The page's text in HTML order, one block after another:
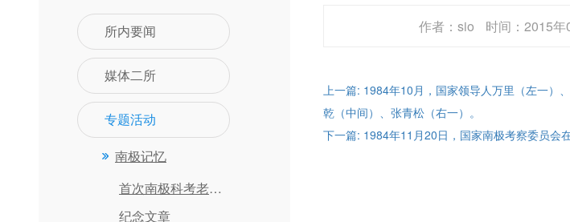
所内要闻
媒体二所
专题活动
南极记忆
首次南极科考老照片
纪念文章
作者：sio 时间：2015年
上一篇: 1984年10月，国家领导人万里（左一
乾（中间）、张青松（右一）。
下一篇: 1984年11月20日，国家南极考察委员会